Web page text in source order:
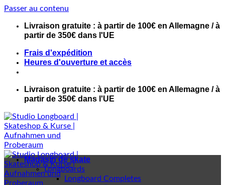
Passer au contenu
Livraison gratuite : à partir de 100€ en Allemagne / à
partir de 350€ dans l'UE
Frais d'expédition
Heures d'ouverture et accès
Livraison gratuite : à partir de 100€ en Allemagne / à
partir de 350€ dans l'UE
Magasin de skate
Longboards
Longboard Completes